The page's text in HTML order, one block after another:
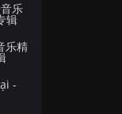
乐
辑
乐精
-